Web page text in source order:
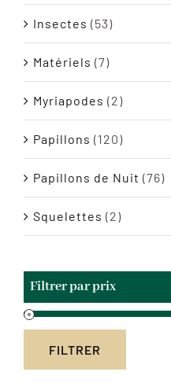
Insectes (53)
Matériels (7)
Myriapodes (2)
Papillons (120)
Papillons de Nuit (76)
Squelettes (2)
Filtrer par prix
FILTRER